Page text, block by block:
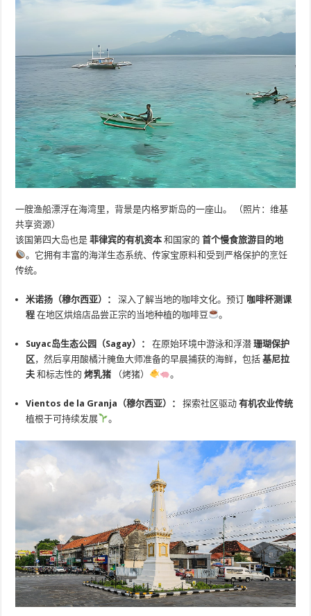
一艘渔船漂浮在海湾里，背景是内格罗斯岛的一座山。 （照片：维基
共享资源）
该国第四大岛也是菲律宾的有机资本 和国家的首个慢食旅游目的地
。它拥有丰富的海洋生态系统、传家宝原料和受到严格保护的烹饪
传统。
米诺扬（穆尔西亚）： 深入了解当地的咖啡文化。预订 咖啡杯测课
程 在地区烘焙店品尝正宗的当地种植的咖啡豆 。
Suyac岛生态公园（Sagay）： 在原始环境中游泳和浮潜珊瑚保护
区，然后享用酸橘汁腌鱼大师准备的早晨捕获的海鲜，包括基尼拉
夫 和标志性的烤乳猪 （烤猪） 。
Vientos de la Granja（穆尔西亚）： 探索社区驱动有机农业传统
植根于可持续发展
。